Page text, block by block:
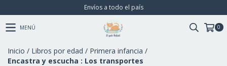
Envíos a todo el país
MENÚ 0
Inicio / Libros por edad / Primera infancia /
Encastra y escucha : Los transportes